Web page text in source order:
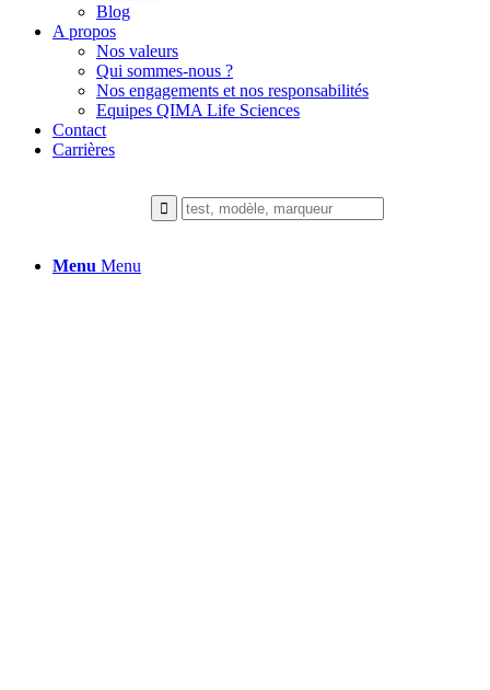
Blog
A propos
Nos valeurs
Qui sommes-nous ?
Nos engagements et nos responsabilités
Equipes QIMA Life Sciences
Contact
Carrières
Menu Menu